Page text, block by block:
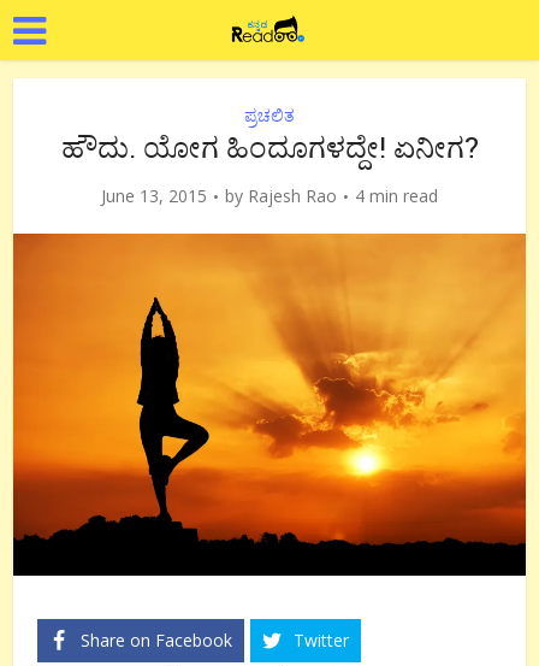
ಪ್ರಚಲಿತ
ಹೌದು. ಯೋಗ ಹಿಂದೂಗಳದ್ದೇ! ಏನೀಗ?
June 13, 2015 by Rajesh Rao 4 min read
Share on Facebook Twitter